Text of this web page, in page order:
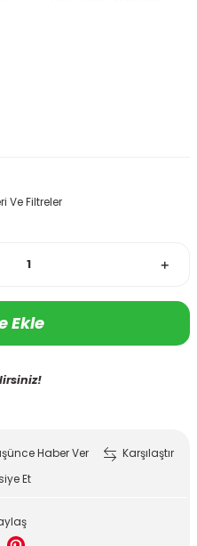
Ve Filtreler
Ekle
Haber Ver
Karşılaştır
Et